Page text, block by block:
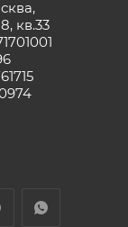
кв.33